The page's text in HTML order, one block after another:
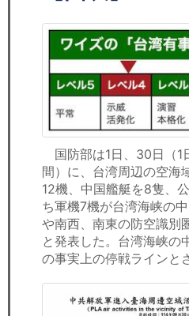
経済ニュース
労務顧問
ＩＴ
飲食店情報
国防部は1日、30日（1
間）に、台湾周辺の空海
12機、中国艦艇を8隻、
ち軍機7機が台湾海峡の
や南西、南東の防空識別
と発表した。台湾海峡の
の事実上の停戦ラインと